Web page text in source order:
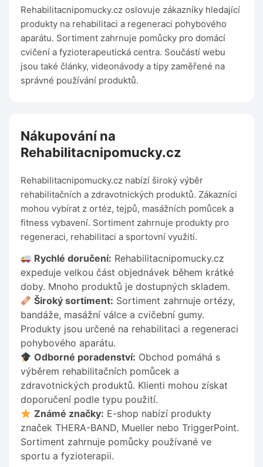
Rehabilitacnipomucky.cz oslovuje zákazníky hledající
produkty na rehabilitaci a regeneraci pohybového
aparátu. Sortiment zahrnuje pomůcky pro domácí
cvičení a fyzioterapeutická centra. Součástí webu
jsou také články, videonávody a tipy zaměřené na
správné používání produktů.
Nákupování na
Rehabilitacnipomucky.cz
Rehabilitacnipomucky.cz nabízí široký výběr
rehabilitačních a zdravotnických produktů. Zákazníci
mohou vybírat z ortéz, tejpů, masážních pomůcek a
fitness vybavení. Sortiment zahrnuje produkty pro
regeneraci, rehabilitaci a sportovní využití.
Rychlé doručení: Rehabilitacnipomucky.cz
expeduje velkou část objednávek během krátké
doby. Mnoho produktů je dostupných skladem.
Široký sortiment: Sortiment zahrnuje ortézy,
bandáže, masážní válce a cvičební gumy.
Produkty jsou určené na rehabilitaci a regeneraci
pohybového aparátu.
Odborné poradenství: Obchod pomáhá s
výběrem rehabilitačních pomůcek a
zdravotnických produktů. Klienti mohou získat
doporučení podle typu použití.
Známé značky: E-shop nabízí produkty
značek THERA-BAND, Mueller nebo TriggerPoint.
Sortiment zahrnuje pomůcky používané ve
sportu a fyzioterapii.